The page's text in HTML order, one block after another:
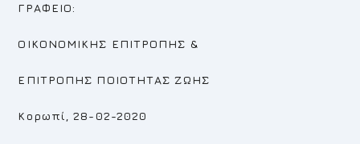
ΓΡΑΦΕΙΟ:
ΟΙΚΟΝΟΜΙΚΗΣ ΕΠΙΤΡΟΠΗΣ &
ΕΠΙΤΡΟΠΗΣ ΠΟΙΟΤΗΤΑΣ ΖΩΗΣ
Κορωπί, 28-02-2020